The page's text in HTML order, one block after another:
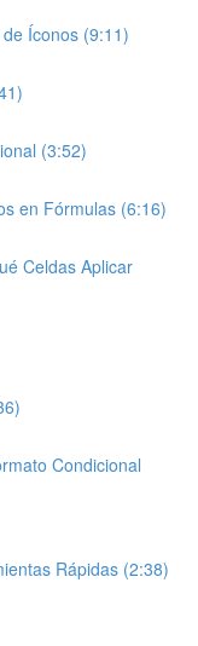
Íconos (9:11)
(3:52)
en Fórmulas (6:16)
Celdas Aplicar
Condicional
Rápidas (2:38)